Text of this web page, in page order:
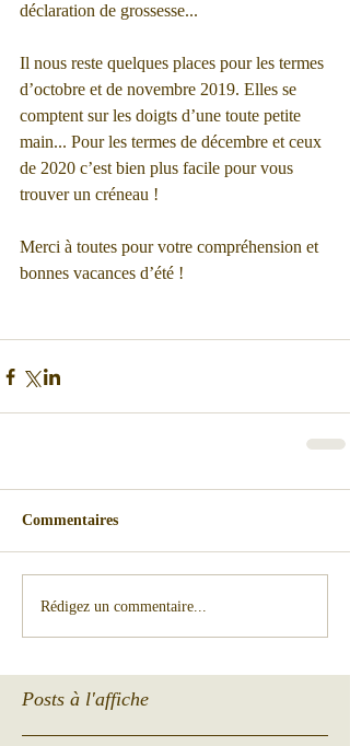
déclaration de grossesse...
Il nous reste quelques places pour les termes
d’octobre et de novembre 2019. Elles se
comptent sur les doigts d’une toute petite
main... Pour les termes de décembre et ceux
de 2020 c’est bien plus facile pour vous
trouver un créneau !
Merci à toutes pour votre compréhension et
bonnes vacances d’été !
Commentaires
Rédigez un commentaire...
Posts à l'affiche